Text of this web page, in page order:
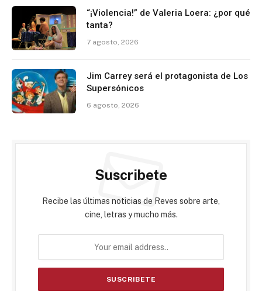
“¡Violencia!” de Valeria Loera: ¿por qué
tanta?
7 agosto, 2026
Jim Carrey será el protagonista de Los
Supersónicos
6 agosto, 2026
Suscribete
Recibe las últimas noticias de Reves sobre arte,
cine, letras y mucho más.